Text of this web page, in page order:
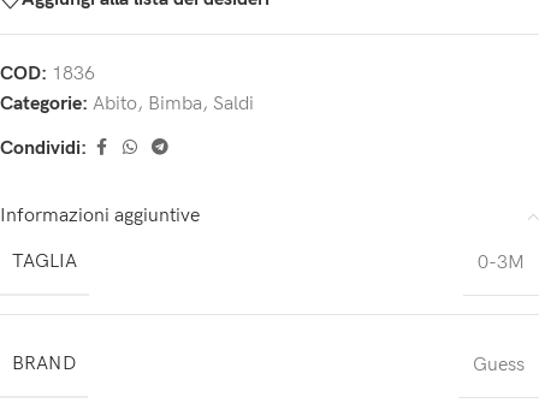
COD: 1836
Categorie: Abito, Bimba, Saldi
Condividi:
Informazioni aggiuntive
TAGLIA
0-3M
BRAND Guess